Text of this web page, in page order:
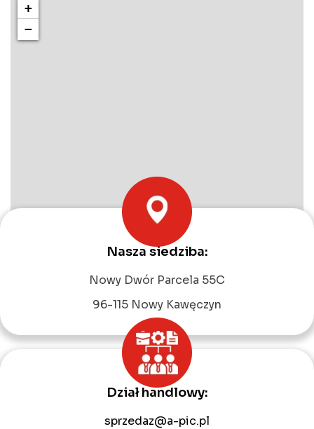
+
−
Nasza siedziba:
Nowy Dwór Parcela 55C
96-115 Nowy Kawęczyn
Dział handlowy:
sprzedaz@a-pic.pl